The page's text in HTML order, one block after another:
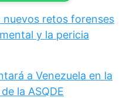
nuevos retos forenses
y la pericia
a Venezuela en la
la ASQDE